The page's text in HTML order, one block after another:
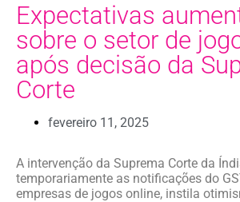
Expectativas
sobre o setor de
após decisão da
Corte
fevereiro 11, 2025
A intervenção da Suprema Corte da
temporariamente as notificações do
empresas de jogos online, instila